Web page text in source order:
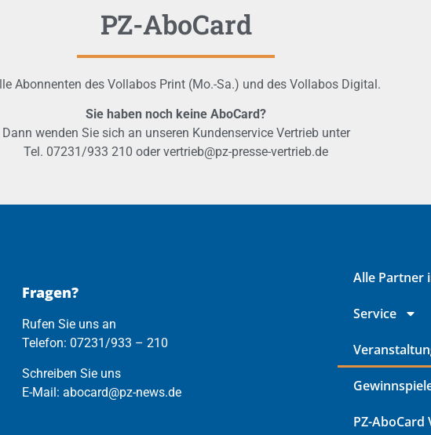
PZ-AboCard
Abonnenten des Vollabos Print (Mo.-Sa.) und des Vollabos Digital.
Sie haben noch keine AboCard?
Dann wenden Sie sich an unseren Kundenservice Vertrieb unter
Tel. 07231/933 210 oder vertrieb@pz-presse-vertrieb.de
Fragen?
Rufen Sie uns an
Telefon: 07231/933 – 210
Schreiben Sie uns
E-Mail: abocard@pz-news.de
Alle Partner
Service
PZ-